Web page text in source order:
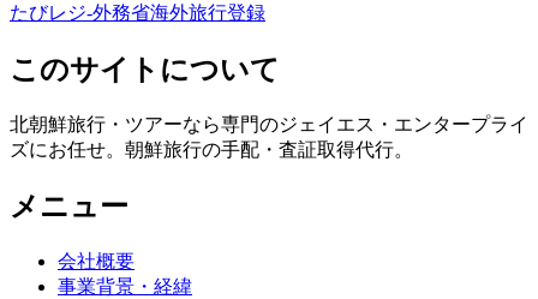
たびレジ-外務省海外旅行登録
このサイトについて
北朝鮮旅行・ツアーなら専門のジェイエス・エンタープライ
ズにお任せ。朝鮮旅行の手配・査証取得代行。
メニュー
会社概要
事業背景・経緯